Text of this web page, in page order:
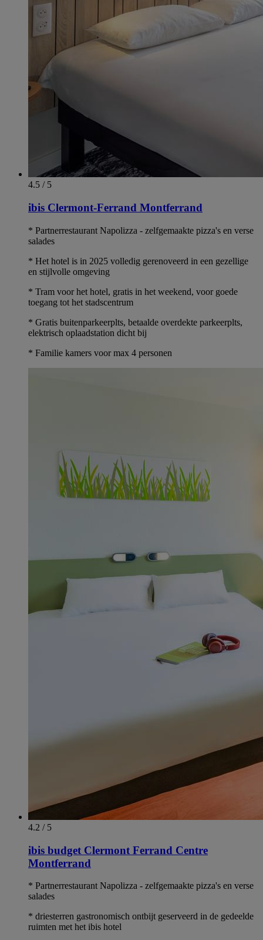
4.5 / 5
ibis Clermont-Ferrand Montferrand
* Partnerrestaurant Napolizza - zelfgemaakte pizza's en verse
salades
* Het hotel is in 2025 volledig gerenoveerd in een gezellige
en stijlvolle omgeving
* Tram voor het hotel, gratis in het weekend, voor goede
toegang tot het stadscentrum
* Gratis buitenparkeerplts, betaalde overdekte parkeerplts,
elektrisch oplaadstation dicht bij
* Familie kamers voor max 4 personen
4.2 / 5
ibis budget Clermont Ferrand Centre
Montferrand
* Partnerrestaurant Napolizza - zelfgemaakte pizza's en verse
salades
* driesterren gastronomisch ontbijt geserveerd in de gedeelde
ruimten met het ibis hotel